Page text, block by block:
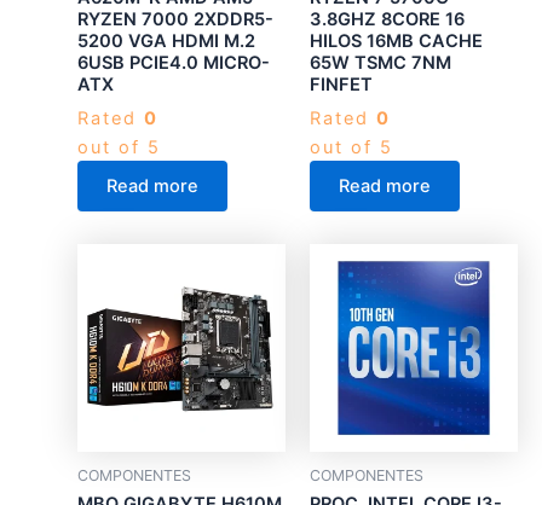
RYZEN 7000 2XDDR5-
5200 VGA HDMI M.2
6USB PCIE4.0 MICRO-
ATX
Rated 0
out of 5
Read more
3.8GHZ 8CORE 16
HILOS 16MB CACHE
65W TSMC 7NM
FINFET
Rated 0
out of 5
Read more
COMPONENTES COMPONENTES